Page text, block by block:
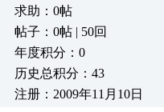
求助：0帖
帖子：0帖 | 50回
年度积分：0
历史总积分：43
注册：2009年11月10日